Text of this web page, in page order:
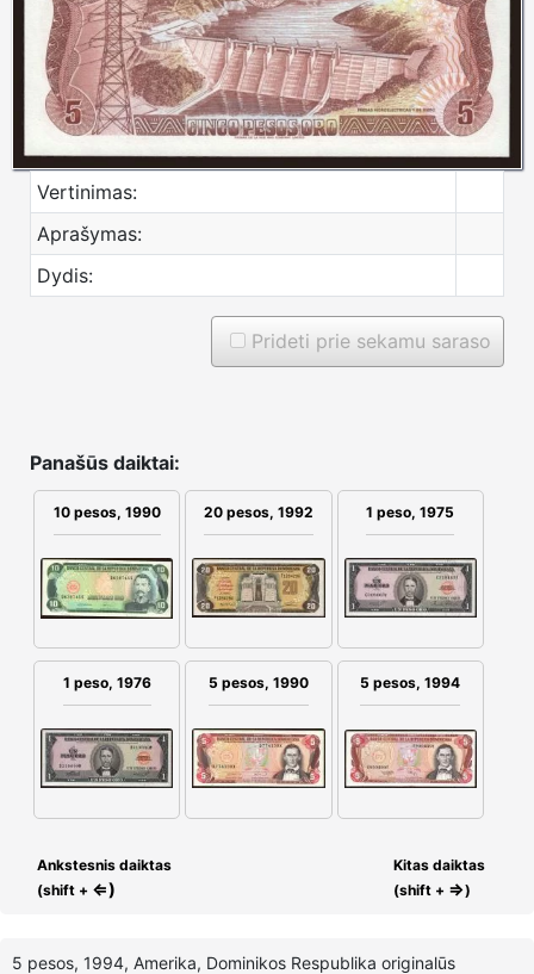
Vertinimas:
Aprašymas:
Dydis:
Prideti prie sekamu saraso
Panašūs daiktai:
10 pesos, 1990 20 pesos, 1992 1 peso, 1975
1 peso, 1976 5 pesos, 1990 5 pesos, 1994
Ankstesnis daiktas
(shift + ⇐)
Kitas daiktas
(shift + ⇒)
5 pesos, 1994, Amerika, Dominikos Respublika originalūs